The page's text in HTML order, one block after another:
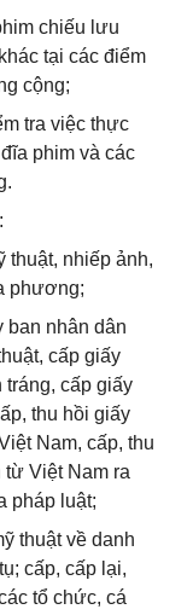
chiếu lưu
tại các điểm
cộng;
tra việc thực
phim và các
thuật, nhiếp ảnh,
phương;
ban nhân dân
cấp giấy
cấp giấy
thu hồi giấy
Nam, cấp, thu
từ Việt Nam ra
pháp luật;
thuật về danh
cấp, cấp lại,
tổ chức, cá